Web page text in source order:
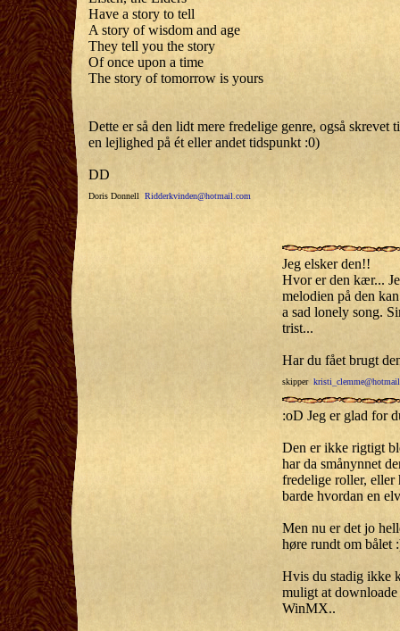
Have a story to tell
A story of wisdom and age
They tell you the story
Of once upon a time
The story of tomorrow is yours
Dette er så den lidt mere fredelige genre, også
en lejlighed på ét eller andet tidspunkt :0)
DD
Doris Donnell Ridderkvinden@hotmail.com
Jeg elsker den!!
Hvor er den kær...
melodien på den
a sad lonely song.
trist...
Har du fået brugt
skipper
:oD Jeg er glad for
Den er ikke rigtigt
har da smånynnet
fredelige roller, eller
barde hvordan en
Men nu er det jo
høre rundt om bålet
Hvis du stadig ikke
muligt at downloade
WinMX..